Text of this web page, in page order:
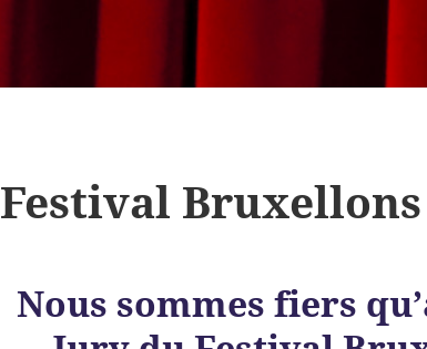
Festival Bruxellons
Nous sommes fiers